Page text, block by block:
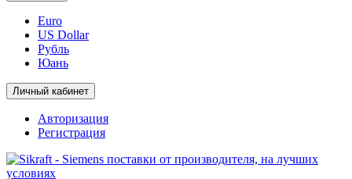
Euro
US Dollar
Рубль
Юань
Личный кабинет
Авторизация
Регистрация